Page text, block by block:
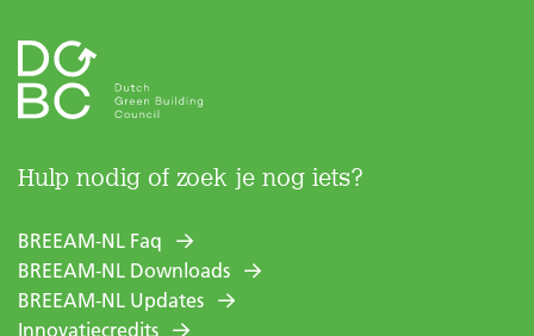
Hulp nodig of zoek je nog iets?
BREEAM-NL Faq
BREEAM-NL Downloads
BREEAM-NL Updates
Innovatiecredits